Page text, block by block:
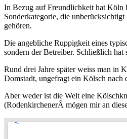
In Bezug auf Freundlichkeit hat Köln
Sonderkategorie, die unberücksichtigt
gehören.
Die angebliche Ruppigkeit eines
sondern der Betreiber. Schließlich
Rund drei Jahre später weiss man in
Domstadt, ungefragt ein Kölsch nach
Aber weder ist die Welt eine
(RodenkirchenerÂ mögen mir an